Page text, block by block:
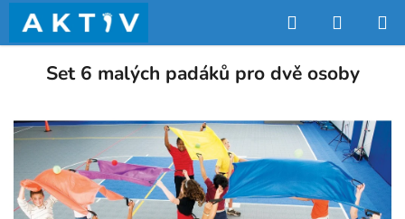
obsah
Hledat
KOŠÍK
Set 6 malých padáků pro dvě osoby